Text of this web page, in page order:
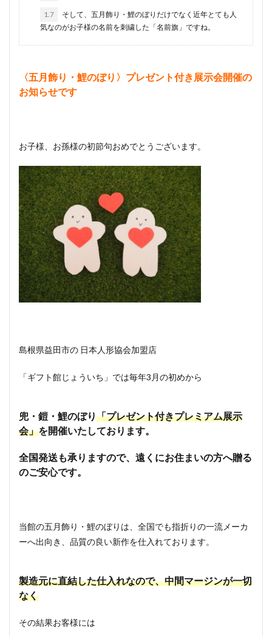
1.7
そして、五月飾り・鯉のぼりだけでなく近年とても人
気なのがお子様の名前を刺繍した「名前旗」ですね。
〈五月飾り・鯉のぼり〉プレゼント付き展示会開催の
お知らせです
お子様、お孫様の初節句おめでとうございます。
島根県益田市の 日本人形協会加盟店
「ギフト館じょういち」では毎年3月の初めから
兜・鎧・鯉のぼり「プレゼント付きプレミアム展示
会」を開催いたしております。
全国発送も承りますので、遠くにお住まいの方へ贈る
のご安心です。
当館の五月飾り・鯉のぼりは、全国でも指折りの一流メーカ
ーへ出向き、品質の良い新作を仕入れております。
製造元に直結した仕入れなので、中間マージンが一切
なく
その結果お客様には